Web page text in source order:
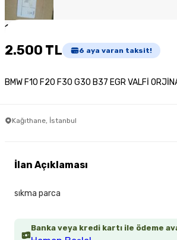
1
2.500 TL 6 aya varan taksit!
BMW F10 F20 F30 G30 B37 EGR VALFİ
Kağıthane, İstanbul
Banka veya kredi kartı ile ödeme
İlan Açıklaması
sıkma parca